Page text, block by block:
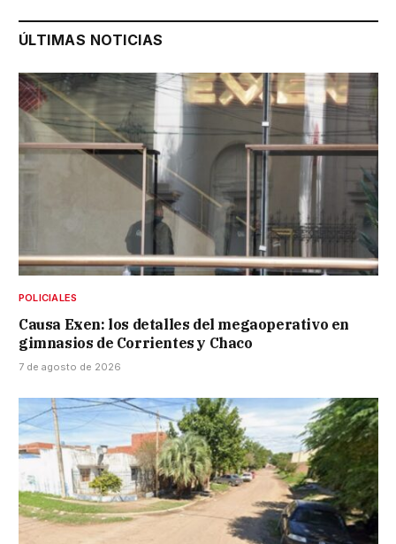
ÚLTIMAS NOTICIAS
POLICIALES
Causa Exen: los detalles del megaoperativo en
gimnasios de Corrientes y Chaco
7 de agosto de 2026